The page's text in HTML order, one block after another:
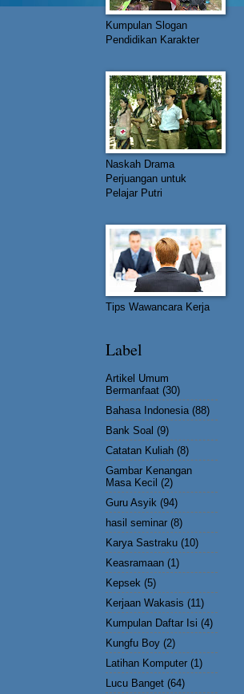
Kumpulan Slogan
Pendidikan Karakter
Naskah Drama
Perjuangan untuk
Pelajar Putri
Tips Wawancara Kerja
Label
Artikel Umum
Bermanfaat (30)
Bahasa Indonesia (88)
Bank Soal (9)
Catatan Kuliah (8)
Gambar Kenangan
Masa Kecil (2)
Guru Asyik (94)
hasil seminar (8)
Karya Sastraku (10)
Keasramaan (1)
Kepsek (5)
Kerjaan Wakasis (11)
Kumpulan Daftar Isi (4)
Kungfu Boy (2)
Latihan Komputer (1)
Lucu Banget (64)